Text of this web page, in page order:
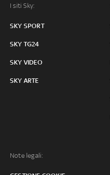
I siti Sky:
SKY SPORT
SKY TG24
SKY VIDEO
SKY ARTE
Note legali: